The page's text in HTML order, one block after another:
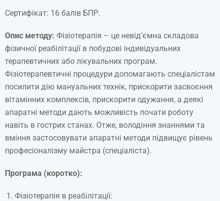
Сертифікат: 16 балів БПР.
Опис методу: Фізіотерапія – це невід’ємна складова
фізичної реабілітації в побудові індивідуальних
терапевтичних або лікувальних програм.
Фізіотерапевтичні процедури допомагають спеціалістам
посилити дію мануальних технік, прискорити засвоєння
вітамінних комплексів, прискорити одужання, а деякі
апаратні методи дають можливість почати роботу
навіть в гострих станах. Отже, володіння знаннями та
вміння застосовувати апаратні методи підвищує рівень
професіоналізму майстра (спеціаліста).
Програма (коротко):
Фізіотерапія в реабілітації: